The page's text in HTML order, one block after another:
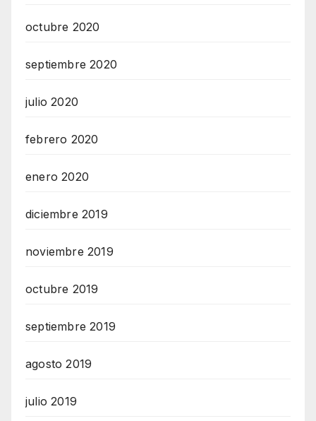
octubre 2020
septiembre 2020
julio 2020
febrero 2020
enero 2020
diciembre 2019
noviembre 2019
octubre 2019
septiembre 2019
agosto 2019
julio 2019